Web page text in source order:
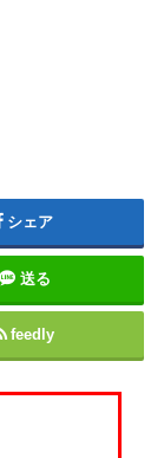
シェア
送る
feedly